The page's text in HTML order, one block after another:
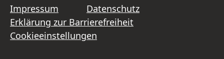
Impressum
Datenschutz
Erklärung zur Barrierefreiheit
Cookieeinstellungen